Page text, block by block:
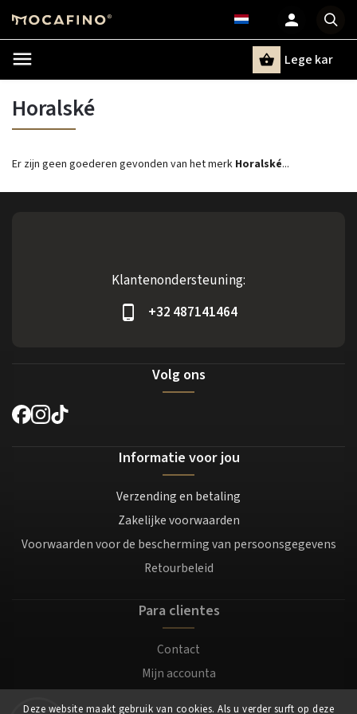
Deze website maakt gebruik van cookies. Als u verder surft op deze
Lege kar
Horalské
Er zijn geen goederen gevonden van het merk Horalské...
Klantenondersteuning:
+32 487141464
Volg ons
Informatie voor jou
Verzending en betaling
Zakelijke voorwaarden
Voorwaarden voor de bescherming van persoonsgegevens
Retourbeleid
Para clientes
Contact
Mijn accounta